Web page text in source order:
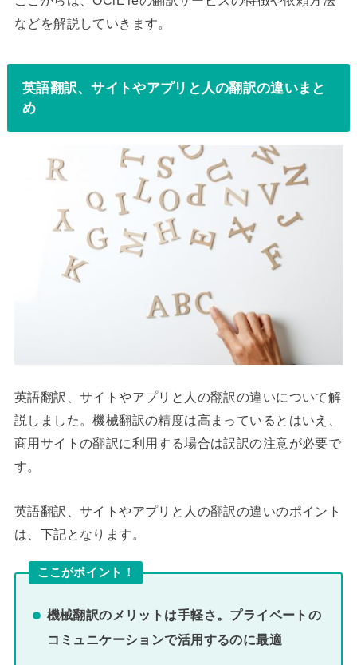
などを解説していきます。
英語翻訳、サイトやアプリと人の翻訳の違いまと
め
英語翻訳、サイトやアプリと人の翻訳の違いについて解
説しました。機械翻訳の精度は高まっているとはいえ、
商用サイトの翻訳に利用する場合は誤訳の注意が必要で
す。
英語翻訳、サイトやアプリと人の翻訳の違いのポイント
は、下記となります。
ここがポイント！
機械翻訳のメリットは手軽さ。プライベートの
コミュニケーションで活用するのに最適